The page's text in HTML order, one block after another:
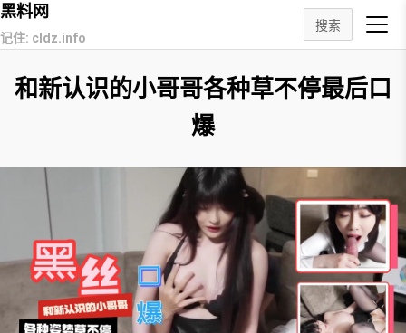
黑料网
记住: cldz.info
搜索
和新认识的小哥哥各种草不停最后口
爆